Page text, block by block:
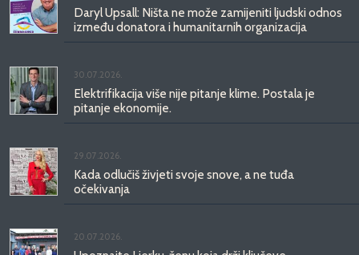
Daryl Upsall: Ništa ne može zamijeniti ljudski odnos
između donatora i humanitarnih organizacija
30.07.2026.
Elektrifikacija više nije pitanje klime. Postala je
pitanje ekonomije.
29.07.2026.
Kada odlučiš živjeti svoje snove, a ne tuđa
očekivanja
20.07.2026.